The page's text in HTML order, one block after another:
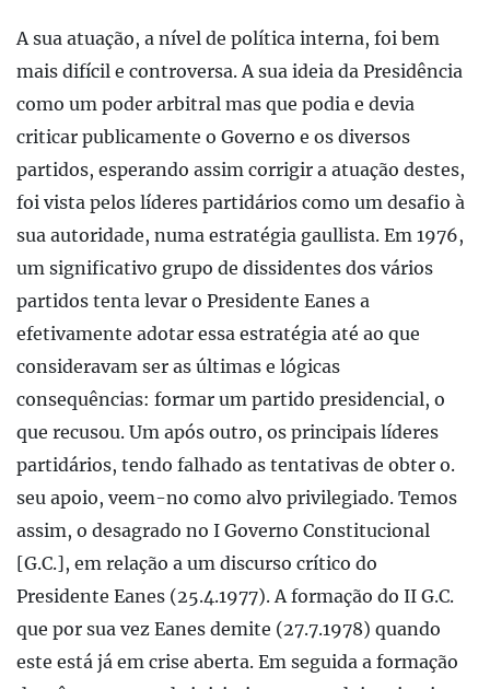
A sua atuação, a nível de política interna, foi bem
mais difícil e controversa. A sua ideia da Presidência
como um poder arbitral mas que podia e devia
criticar publicamente o Governo e os diversos
partidos, esperando assim corrigir a atuação destes,
foi vista pelos líderes partidários como um desafio à
sua autoridade, numa estratégia gaullista. Em 1976,
um significativo grupo de dissidentes dos vários
partidos tenta levar o Presidente Eanes a
efetivamente adotar essa estratégia até ao que
consideravam ser as últimas e lógicas
consequências: formar um partido presidencial, o
que recusou. Um após outro, os principais líderes
partidários, tendo falhado as tentativas de obter o.
seu apoio, veem-no como alvo privilegiado. Temos
assim, o desagrado no I Governo Constitucional
[G.C.], em relação a um discurso crítico do
Presidente Eanes (25.4.1977). A formação do II G.C.
que por sua vez Eanes demite (27.7.1978) quando
este está já em crise aberta. Em seguida a formação